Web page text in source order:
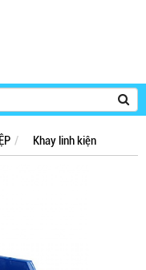
Khay linh kiện